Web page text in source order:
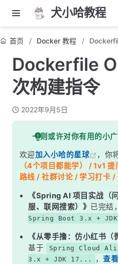
犬小哈教程
首页 Docker 教程
Dockerfile
次构建指令
2022年9月5日
一则或许对你有用的小
欢迎加入小哈的星球 ，你
（4个项目都能学） / 1v1
路线 / 社群讨论 / 学习打卡 /
《Spring AI 项目实战（
服、联网搜索）》 已完结
Spring Boot 3.x +
《从零手撸：仿小红书（
基于
Spring Cloud
3.x + JDK 17...
，查